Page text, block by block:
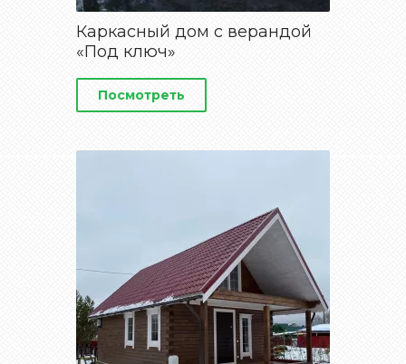
Каркасный дом с верандой
«Под ключ»
Посмотреть